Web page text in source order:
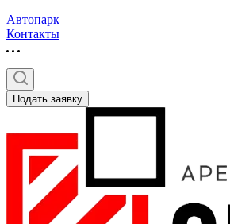
Автопарк
Контакты
Подать заявку